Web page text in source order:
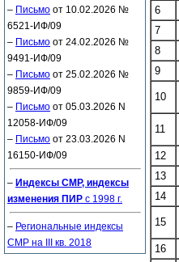
– Письмо от 10.02.2026 №
6521-ИФ/09
– Письмо от 24.02.2026 №
9491-ИФ/09
– Письмо от 25.02.2026 №
9859-ИФ/09
– Письмо от 05.03.2026 N
12058-ИФ/09
– Письмо от 23.03.2026 N
16150-ИФ/09
– Индексы СМР, индексы
изменения ПИР с 1998 г.
– Региональные индексы
СМР на III кв. 2018
6
7
8
9
10
11
12
13
14
15
16